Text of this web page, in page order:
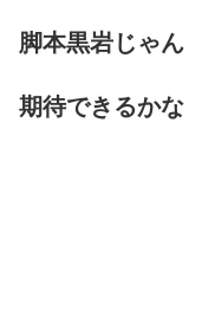
脚本黒岩じゃん
期待できるかな